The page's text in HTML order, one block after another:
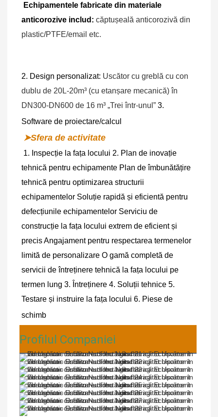
Echipamentele fabricate din materiale
anticorozive includ: căptușeală anticorozivă din
plastic/PTFE/email etc.
2. Design personalizat: Uscător cu greblă cu con
dublu de 20L-20m³ (cu etanșare mecanică) în
DN300-DN600 de 16 m³ „Trei într-unul” 3.
Software de proiectare/calcul
➤Sfera de activitate
1. Inspecție la fața locului 2. Plan de inovație
tehnică pentru echipamente Plan de îmbunătățire
tehnică pentru optimizarea structurii
echipamentelor Soluție rapidă și eficientă pentru
defecțiunile echipamentelor Serviciu de
construcție la fața locului extrem de eficient și
precis Angajament pentru respectarea termenelor
limită de personalizare O gamă completă de
servicii de întreținere tehnică la fața locului pe
termen lung 3. Întreținere 4. Soluții tehnice 5.
Testare și instruire la fața locului 6. Piese de
schimb
Profilul Companiei